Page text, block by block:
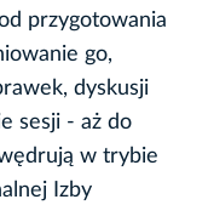
przygotowania
go,
dyskusji
sesji - aż do
w trybie
Izby